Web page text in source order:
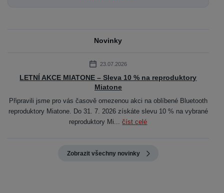
Novinky
23.07.2026
LETNÍ AKCE MIATONE – Sleva 10 % na reproduktory
Miatone
Připravili jsme pro vás časově omezenou akci na oblíbené Bluetooth
reproduktory Miatone. Do 31. 7. 2026 získáte slevu 10 % na vybrané
reproduktory Mi...číst celé
Zobrazit všechny novinky